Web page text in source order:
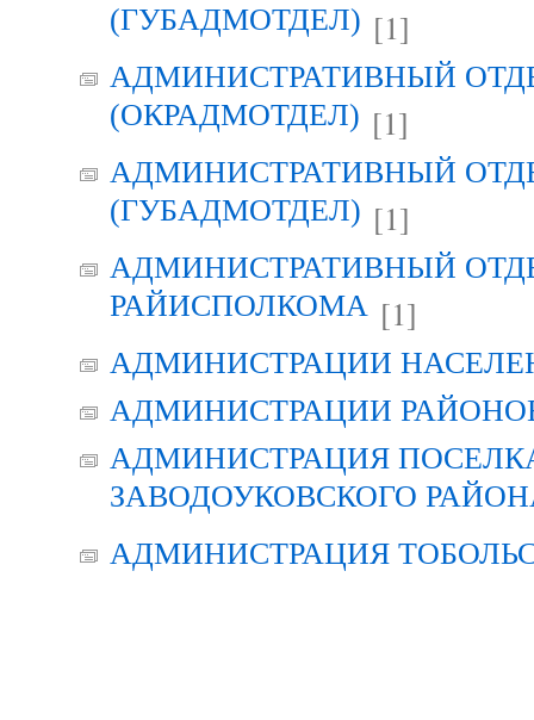
(ГУБАДМОТДЕЛ) [1]
АДМИНИСТРАТИВНЫЙ
(ОКРАДМОТДЕЛ) [1]
АДМИНИСТРАТИВНЫЙ
(ГУБАДМОТДЕЛ) [1]
АДМИНИСТРАТИВНЫЙ
РАЙИСПОЛКОМА [1]
АДМИНИСТРАЦИИ
АДМИНИСТРАЦИИ
АДМИНИСТРАЦИЯ
ЗАВОДОУКОВСКОГО
АДМИНИСТРАЦИЯ